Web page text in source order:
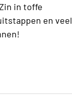
in toffe
en veel